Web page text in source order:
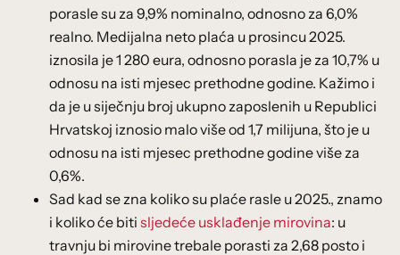
porasle su za 9,9% nominalno, odnosno za 6,0%
realno. Medijalna neto plaća u prosincu 2025.
iznosila je 1 280 eura, odnosno porasla je za 10,7% u
odnosu na isti mjesec prethodne godine. Kažimo i
da je u siječnju broj ukupno zaposlenih u Republici
Hrvatskoj iznosio malo više od 1,7 milijuna, što je u
odnosu na isti mjesec prethodne godine više za
0,6%.
Sad kad se zna koliko su plaće rasle u 2025., znamo
i koliko će biti sljedeće usklađenje mirovina: u
travnju bi mirovine trebale porasti za 2,68 posto i